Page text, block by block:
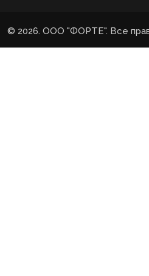
© 2026. ООО "ФОРТЕ". Все